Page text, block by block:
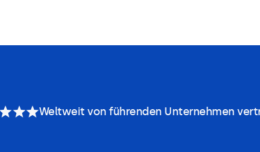
Weltweit von führenden Unternehmen